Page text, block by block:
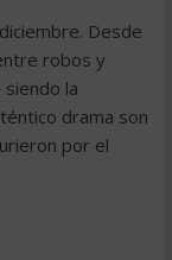
Desde
robos y
la
drama son
por el